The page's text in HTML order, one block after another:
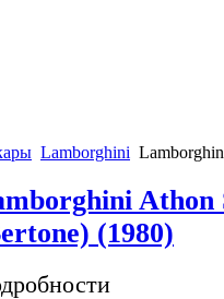
Lamborghini
Athon
(1980)